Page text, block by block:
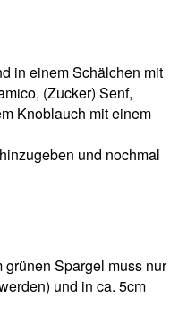
in einem Schälchen mit
(Zucker) Senf,
Knoblauch mit einem
und nochmal
Spargel muss nur
und in ca. 5cm